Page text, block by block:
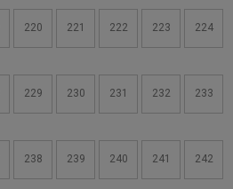
220 221 222 223 224
229 230 231 232 233
238 239 240 241 242